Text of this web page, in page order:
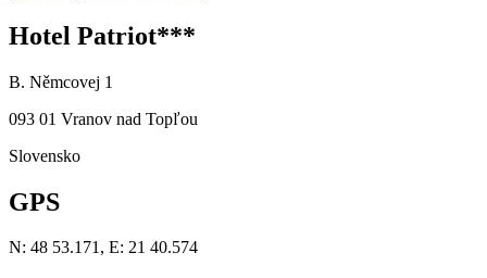
Hotel Patriot***
B. Němcovej 1
093 01 Vranov nad Topľou
Slovensko
GPS
N: 48 53.171, E: 21 40.574